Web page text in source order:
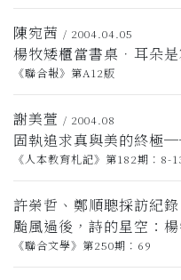
陳宛茜 / 2004.04.05
楊牧矮櫃當書桌．耳朵
《聯合報》第A12版
謝美萱 / 2004.08
固執追求真與美的終極
《人本教育札記》第182期：8-
許榮哲、鄭順聰採訪紀錄
颱風過後，詩的星空：
《聯合文學》第250期：69